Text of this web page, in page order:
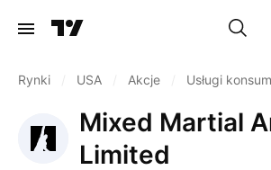
Rynki USA Akcje Usługi
Mixed Martial
Limited